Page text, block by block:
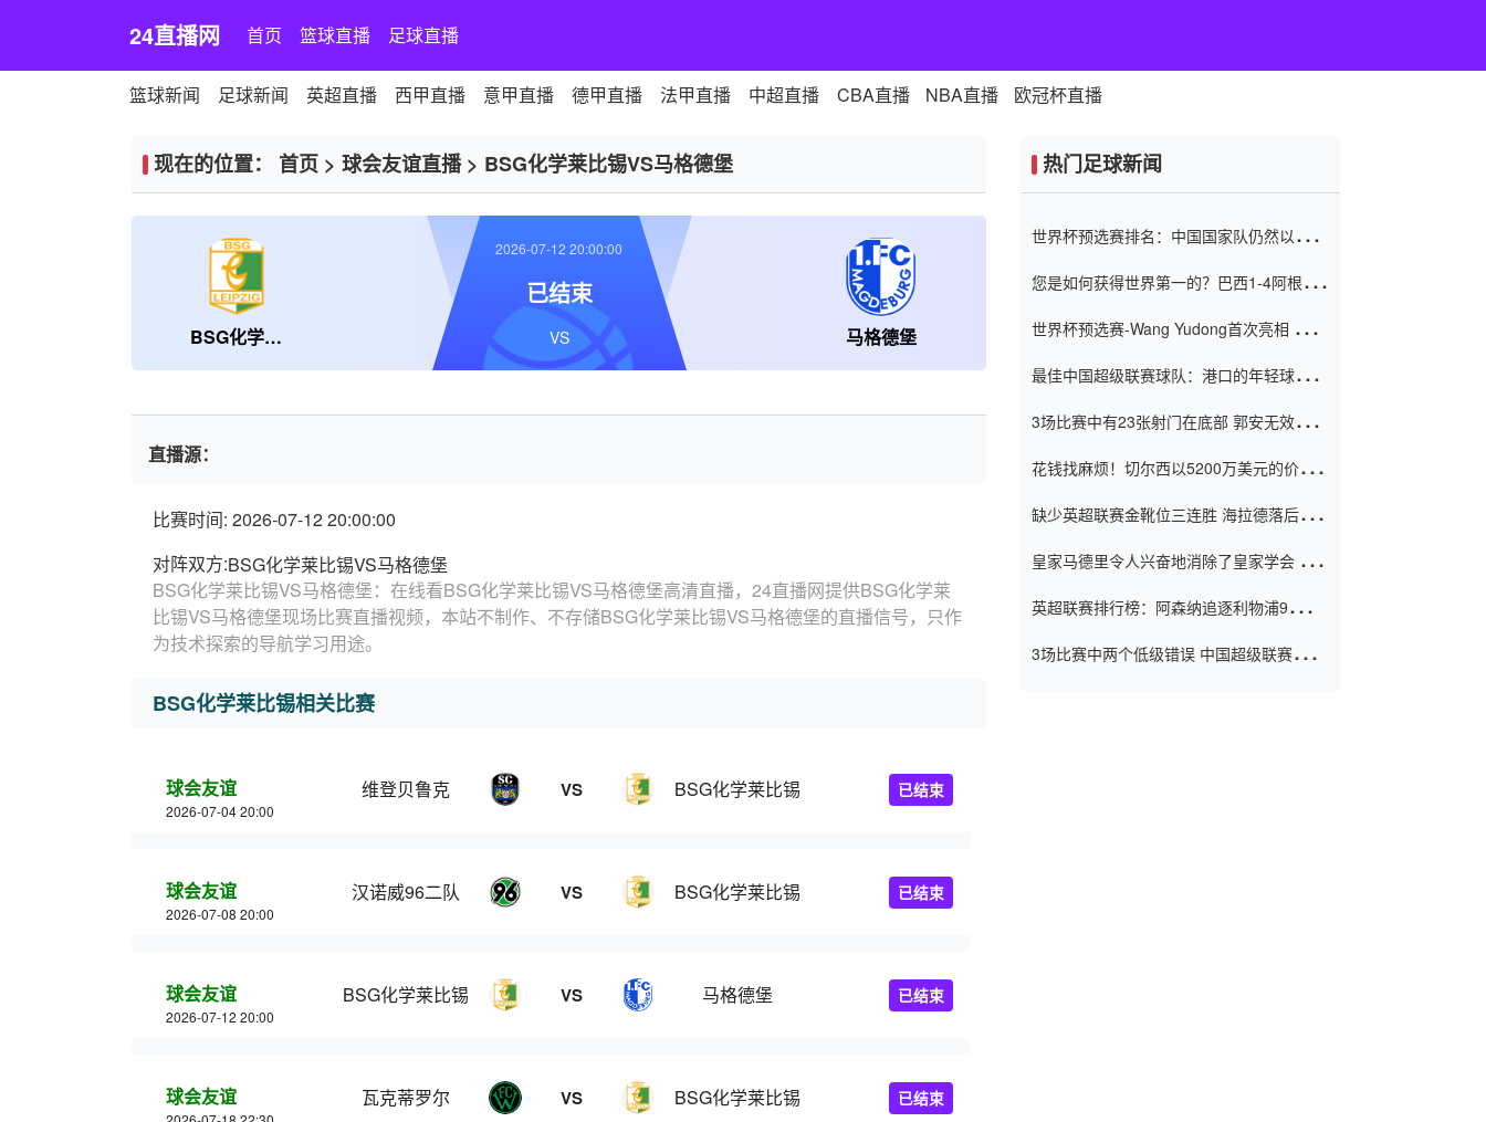
24直播网 首页 篮球直播 足球直播
篮球新闻 足球新闻 英超直播 西甲直播 意甲直播 德甲直播 法甲直播 中超直播 CBA直播 NBA直播 欧冠杯直播
现在的位置： 首页 > 球会友谊直播> BSG化学莱比锡VS马格德堡
BSG化学莱比锡 马格德堡
2026-07-12 20:00:00
已结束
VS
直播源：
比赛时间: 2026-07-12 20:00:00
对阵双方:BSG化学莱比锡VS马格德堡
BSG化学莱比锡VS马格德堡：在线看BSG化学莱比锡VS马格德堡高清直播，24直播网提供BSG化学莱
比锡VS马格德堡现场比赛直播视频，本站不制作、不存储BSG化学莱比锡VS马格德堡的直播信号，只作
为技术探索的导航学习用途。
BSG化学莱比锡相关比赛
球会友谊
2026-07-04 20:00
维登贝鲁克 VS BSG化学莱比锡 已结束
球会友谊
2026-07-08 20:00
汉诺威96二队 VS BSG化学莱比锡 已结束
球会友谊
2026-07-12 20:00
BSG化学莱比锡 VS 马格德堡 已结束
球会友谊 瓦克蒂罗尔 VS BSG化学莱比锡 已结束
热门足球新闻
世界杯预选赛排名：中国国家队仍然以6分
您是如何获得世界第一的？巴西1-4阿根
世界杯预选赛-Wang Yudong首次亮相 中国
最佳中国超级联赛球队：港口的年轻球员在
（Taishan）
3场比赛中有23张射门在底部 郭安无效传球
花钱找麻烦！切尔西以5200万美元的价格
窗口
缺少英超联赛金靴位三连胜 海拉德落后6球
皇家马德里令人兴奋地消除了皇家学会 安
英超联赛排行榜：阿森纳追逐利物浦9分 曼
3场比赛中两个低级错误 中国超级联赛的前